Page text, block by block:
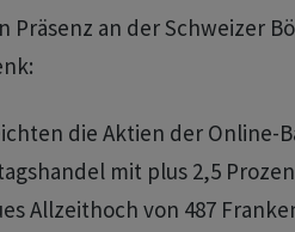
Präsenz an der Schweizer
die Aktien der Online-
mit plus 2,5
Allzeithoch von 487